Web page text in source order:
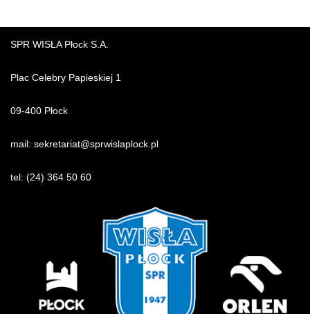
SPR WISŁA Płock S.A.
Plac Celebry Papieskiej 1
09-400 Płock
mail: sekretariat@sprwislaplock.pl
tel: (24) 364 50 60